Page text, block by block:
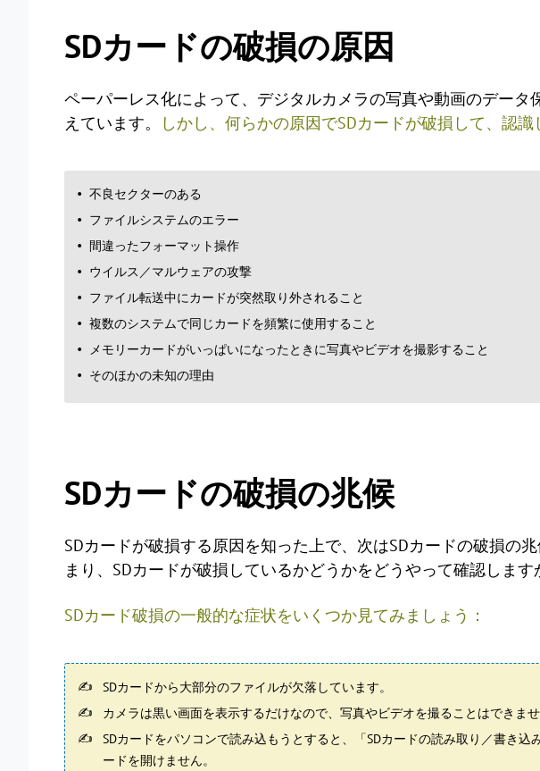
SDカードの破損の原因
ペーパーレス化によって、デジタルカメラの写真や動画のデータ
えています。
しかし、何らかの原因でSDカードが破損して、認
不良セクターのある
ファイルシステムのエラー
間違ったフォーマット操作
ウイルス／マルウェアの攻撃
ファイル転送中にカードが突然取り外されること
複数のシステムで同じカードを頻繁に使用すること
メモリーカードがいっぱいになったときに写真やビデオを撮影すること
そのほかの未知の理由
SDカードの破損の兆候
SDカードが破損する原因を知った上で、次はSDカードの破損の
まり、SDカードが破損しているかどうかをどうやって確認します
SDカード破損の一般的な症状をいくつか見てみましょう：
SDカードから大部分のファイルが欠落しています。
カメラは黒い画面を表示するだけなので、写真やビデオを撮ることはできませ
SDカードをパソコンで読み込もうとすると、「SDカードの読み取り／書き
ードを開けません。